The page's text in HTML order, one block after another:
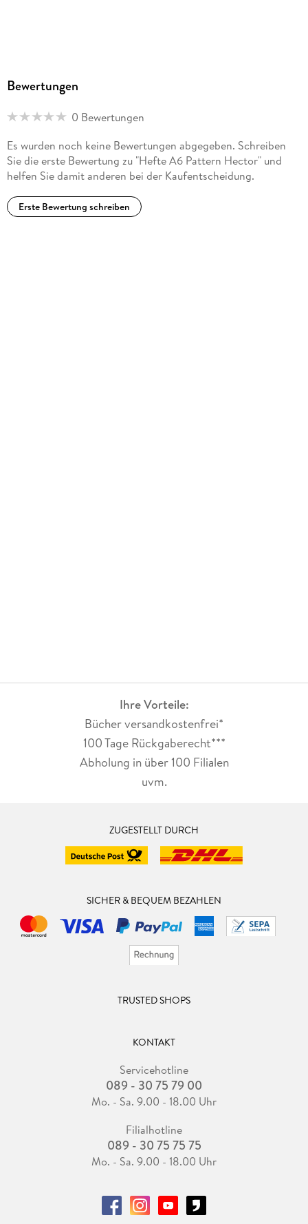
Bewertungen
0 Bewertungen
Es wurden noch keine Bewertungen abgegeben. Schreiben
Sie die erste Bewertung zu "Hefte A6 Pattern Hector" und
helfen Sie damit anderen bei der Kaufentscheidung.
Erste Bewertung schreiben
Ihre Vorteile:
Bücher versandkostenfrei*
100 Tage Rückgaberecht***
Abholung in über 100 Filialen
uvm.
ZUGESTELLT DURCH
SICHER & BEQUEM BEZAHLEN
TRUSTED SHOPS
KONTAKT
Servicehotline
089 - 30 75 79 00
Mo. - Sa. 9.00 - 18.00 Uhr
Filialhotline
089 - 30 75 75 75
Mo. - Sa. 9.00 - 18.00 Uhr